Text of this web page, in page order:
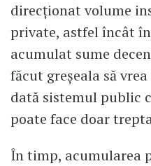
direcționat volume
private, astfel încât
acumulat sume
făcut greșeala să
dată sistemul public
poate face doar
În timp, acumularea